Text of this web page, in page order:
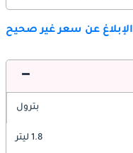
الإبلاغ عن سعر غير صحيح
بترول
1.8 ليتر